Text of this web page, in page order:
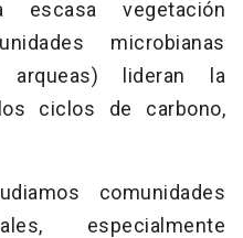
escasa vegetación
microbianas
lideran la
ciclos de carbono,
comunidades
especialmente